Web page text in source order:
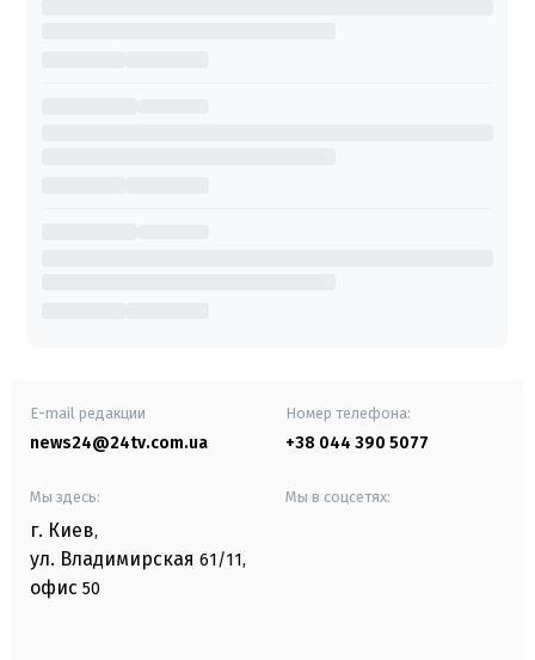
E-mail редакции
news24@24tv.com.ua
Номер телефона:
+38 044 390 5077
Мы здесь:
г. Киев,
ул. Владимирская 61/11,
офис 50
Мы в соцсетях: